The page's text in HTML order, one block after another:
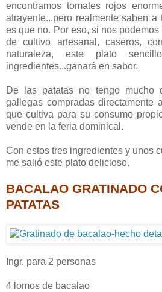
encontramos tomates rojos
atrayente...pero realmente saben a
es que no. Por eso, si nos
de cultivo artesanal, caseros,
naturaleza, este plato
ingredientes...ganará en sabor.
De las patatas no tengo mucho
gallegas compradas directamente
que cultiva para su consumo
vende en la feria dominical.
Con estos tres ingredientes y unos
me salió este plato delicioso.
BACALAO GRATINADO
PATATAS
Ingr. para 2 personas
4 lomos de bacalao